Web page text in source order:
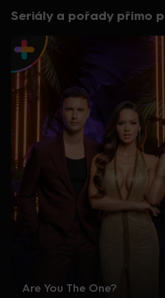
Seriály a pořady přímo
Are You The One?